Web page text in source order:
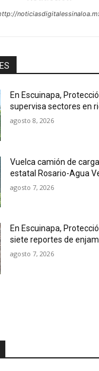
En Escuinapa,
supervisa sectores en
agosto 8, 2026
Vuelca camión de
estatal Rosario-Agua
agosto 7, 2026
En Escuinapa,
siete reportes de
agosto 7, 2026